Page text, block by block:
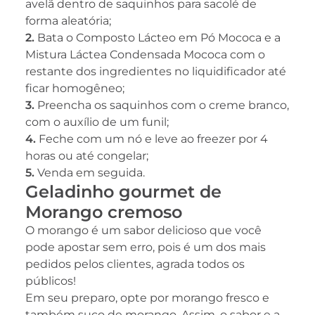
avelã dentro de saquinhos para sacolé de
forma aleatória;
2. Bata o Composto Lácteo em Pó Mococa e a
Mistura Láctea Condensada Mococa com o
restante dos ingredientes no liquidificador até
ficar homogêneo;
3. Preencha os saquinhos com o creme branco,
com o auxílio de um funil;
4. Feche com um nó e leve ao freezer por 4
horas ou até congelar;
5. Venda em seguida.
Geladinho gourmet de
Morango cremoso
O morango é um sabor delicioso que você
pode apostar sem erro, pois é um dos mais
pedidos pelos clientes, agrada todos os
públicos!
Em seu preparo, opte por morango fresco e